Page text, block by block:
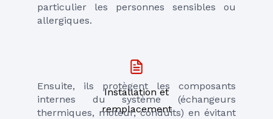
particulier les personnes sensibles ou
allergiques.
Ensuite, ils protègent les composants
internes du système (échangeurs
thermiques, moteur, conduits) en évitant
Installation et
remplacement